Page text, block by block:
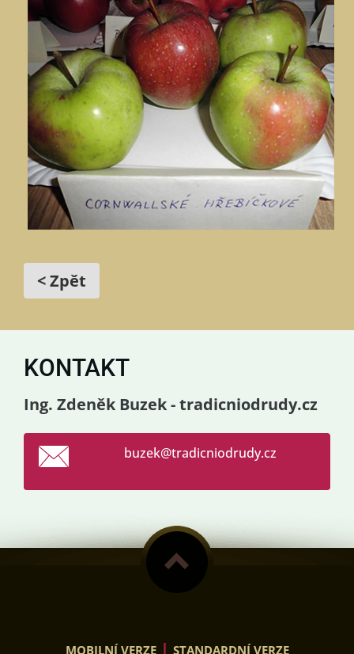
< Zpět
KONTAKT
Ing. Zdeněk Buzek - tradicniodrudy.cz
buzek@tradicniodrudy.cz
MOBILNÍ VERZE | STANDARDNÍ VERZE